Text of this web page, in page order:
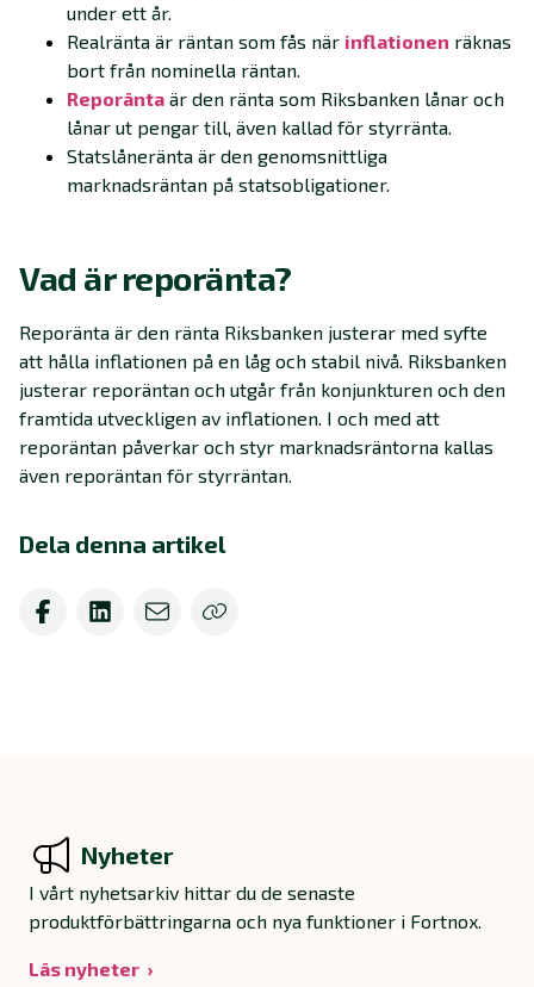
under ett år.
Realränta är räntan som fås när inflationen räknas
bort från nominella räntan.
Reporänta är den ränta som Riksbanken lånar och
lånar ut pengar till, även kallad för styrränta.
Statslåneränta är den genomsnittliga
marknadsräntan på statsobligationer.
Vad är reporänta?
Reporänta är den ränta Riksbanken justerar med syfte
att hålla inflationen på en låg och stabil nivå. Riksbanken
justerar reporäntan och utgår från konjunkturen och den
framtida utveckligen av inflationen. I och med att
reporäntan påverkar och styr marknadsräntorna kallas
även reporäntan för styrräntan.
Dela denna artikel
Nyheter
I vårt nyhetsarkiv hittar du de senaste
produktförbättringarna och nya funktioner i Fortnox.
Läs nyheter